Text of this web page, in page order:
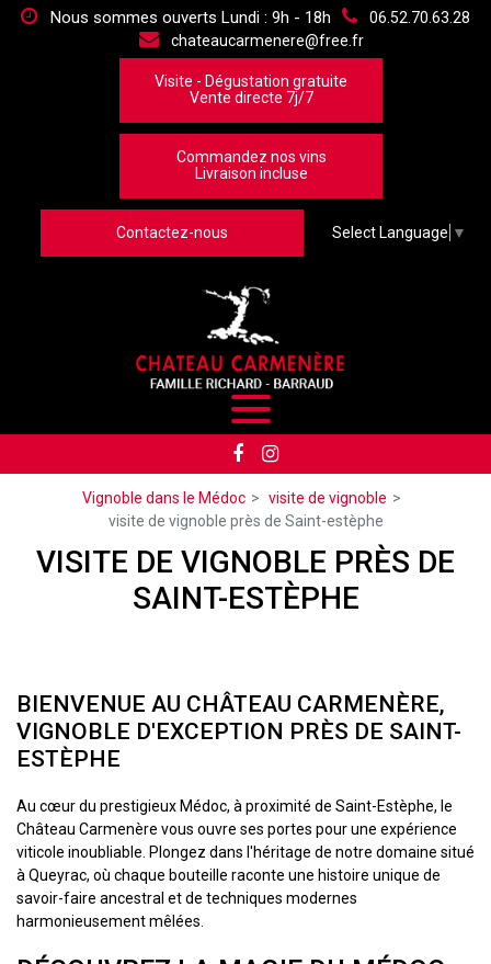
Nous sommes ouverts Lundi : 9h - 18h
06.52.70.63.28
chateaucarmenere@free.fr
Visite - Dégustation gratuite
Vente directe 7j/7
Commandez nos vins
Livraison incluse
Contactez-nous Select Language ▼
Vignoble dans le Médoc
visite de vignoble
visite de vignoble près de Saint-estèphe
VISITE DE VIGNOBLE PRÈS DE
SAINT-ESTÈPHE
BIENVENUE AU CHÂTEAU CARMENÈRE,
VIGNOBLE D'EXCEPTION PRÈS DE SAINT-
ESTÈPHE
Au cœur du prestigieux Médoc, à proximité de Saint-Estèphe, le
Château Carmenère vous ouvre ses portes pour une expérience
viticole inoubliable. Plongez dans l'héritage de notre domaine situé
à Queyrac, où chaque bouteille raconte une histoire unique de
savoir-faire ancestral et de techniques modernes
harmonieusement mêlées.
Panneau de gestion des cookies